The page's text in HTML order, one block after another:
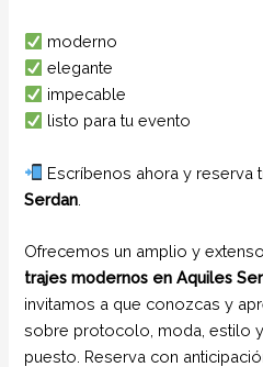
moderno
elegante
impecable
listo para tu evento
Escríbenos ahora y reserva
Serdan
Ofrecemos un amplio y
trajes modernos en Aquiles
invitamos a que conozcas y
sobre protocolo, moda, estilo
puesto. Reserva con